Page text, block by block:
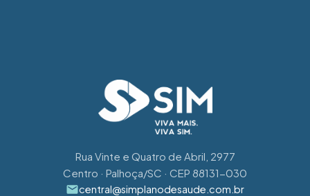
Rua Vinte e Quatro de Abril, 2977
Centro · Palhoça/SC · CEP 88131-030
central@simplanodesaude.com.br